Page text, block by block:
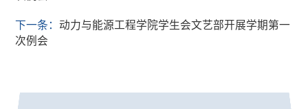
下一条：动力与能源工程学院学生会文艺部开展学期第一
次例会